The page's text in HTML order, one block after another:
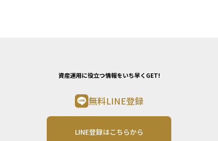
資産運用に役立つ情報をいち早くGET!
無料LINE登録
LINE登録はこちらから